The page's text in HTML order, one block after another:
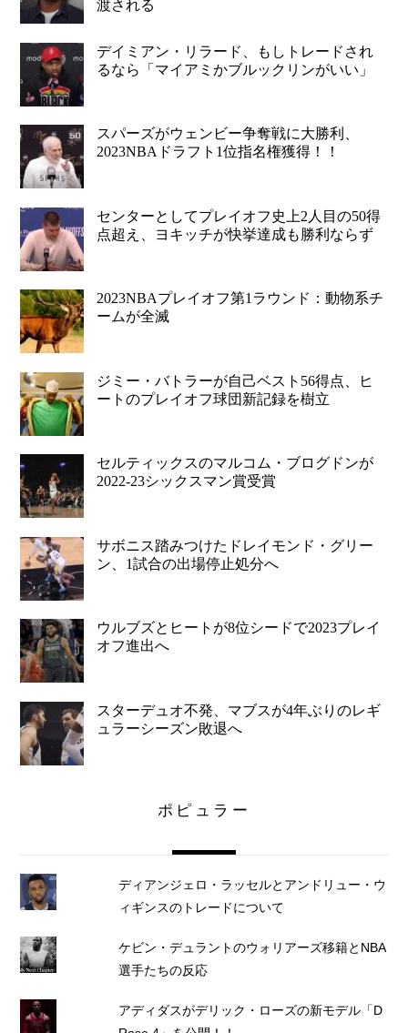
渡される
デイミアン・リラード、もしトレードされ
るなら「マイアミかブルックリンがいい」
スパーズがウェンビー争奪戦に大勝利、
2023NBAドラフト1位指名権獲得！！
センターとしてプレイオフ史上2人目の50得
点超え、ヨキッチが快挙達成も勝利ならず
2023NBAプレイオフ第1ラウンド：動物系チ
ームが全滅
ジミー・バトラーが自己ベスト56得点、ヒ
ートのプレイオフ球団新記録を樹立
セルティックスのマルコム・ブログドンが
2022-23シックスマン賞受賞
サボニス踏みつけたドレイモンド・グリー
ン、1試合の出場停止処分へ
ウルブズとヒートが8位シードで2023プレイ
オフ進出へ
スターデュオ不発、マブスが4年ぶりのレギ
ュラーシーズン敗退へ
ポピュラー
ディアンジェロ・ラッセルとアンドリュー・ウ
ィギンスのトレードについて
ケビン・デュラントのウォリアーズ移籍とNBA
選手たちの反応
アディダスがデリック・ローズの新モデル「D